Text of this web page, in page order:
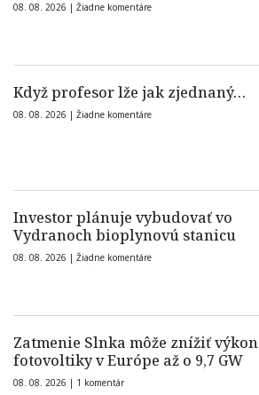
08. 08. 2026 | Žiadne komentáre
Když profesor lže jak zjednaný…
08. 08. 2026 | Žiadne komentáre
Investor plánuje vybudovať vo
Vydranoch bioplynovú stanicu
08. 08. 2026 | Žiadne komentáre
Zatmenie Slnka môže znížiť výkon
fotovoltiky v Európe až o 9,7 GW
08. 08. 2026 | 1 komentár